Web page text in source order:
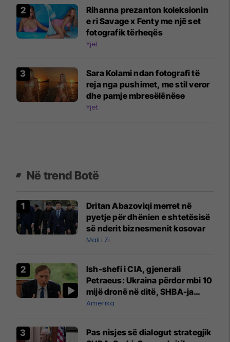
Rihanna prezanton koleksionin
e ri Savage x Fenty me një set
fotografik tërheqës
Yjet
Sara Kolami ndan fotografi të
reja nga pushimet, me stil veror
dhe pamje mbresëlënëse
Yjet
Në trend Botë
Dritan Abazoviqi merret në
pyetje për dhënien e shtetësisë
së nderit biznesmenit kosovar
Mali i Zi
Ish-shefi i CIA, gjenerali
Petraeus: Ukraina përdor mbi 10
mijë dronë në ditë, SHBA-ja
mbetet shumë prapa në
Amerika
Pas nisjes së dialogut strategjik